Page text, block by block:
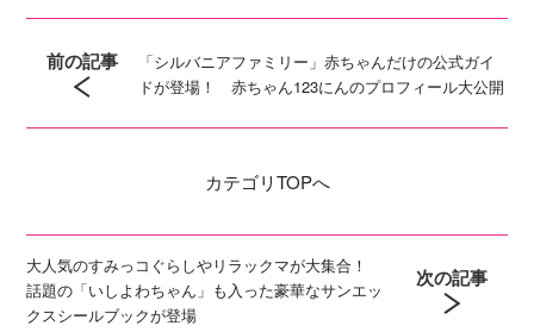
前の記事
「シルバニアファミリー」赤ちゃんだけの公式ガイ
ドが登場！ 赤ちゃん123にんのプロフィール大公開
カテゴリTOPへ
大人気のすみっコぐらしやリラックマが大集合！
話題の「いしよわちゃん」も入った豪華なサンエッ
クスシールブックが登場
次の記事